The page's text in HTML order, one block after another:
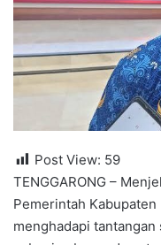
Post View: 59
TENGGARONG –
Pemerintah Kabupaten
menghadapi